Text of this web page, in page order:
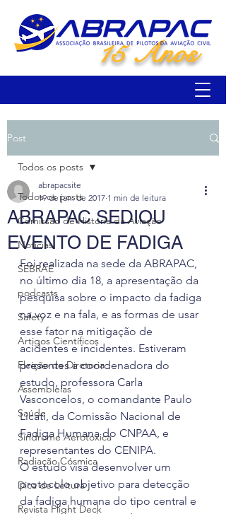
15 Anos
Post
Todos os posts
Comissão de História da Aviação
Notícias
SEBRAE
podcasts
Safety
Artigos Científicos
Eleição de Diretoria
Assembleias
Saúde
Síndrome Aerotóxica
Radiação Cósmica
Dica de Leitura
Revista Flight Deck
Todos os posts
ABRAPAC SEDIOU
EVENTO DE FADIGA
abrapacsite
19 de jan. de 2017 1 min de leitura
Foi realizada na sede da ABRAPAC,
no último dia 18, a apresentação da
pesquisa sobre o impacto da fadiga
na voz e na fala, e as formas de usar
esse fator na mitigação de
acidentes e incidentes. Estiveram
presentes a coordenadora do
estudo, professora Carla
Vasconcelos, o comandante Paulo
Licati, da Comissão Nacional de
Fadiga Humana do CNPAA, e
representantes do CENIPA.
O estudo visa desenvolver um
protocolo objetivo para detecção
da fadiga humana do tipo central e